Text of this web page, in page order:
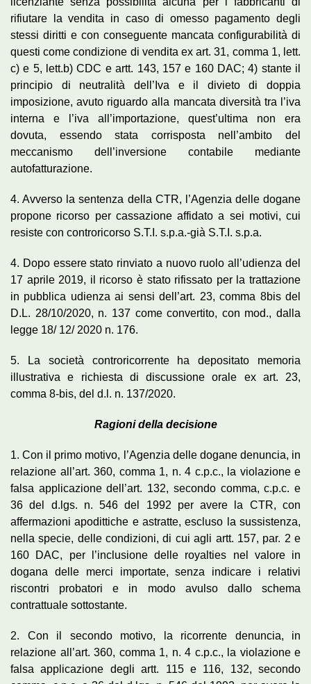
rifiutare la vendita in caso di omesso pagamento degli
stessi diritti e con conseguente mancata configurabilità di
questi come condizione di vendita ex art. 31, comma 1, lett.
c) e 5, lett.b) CDC e artt. 143, 157 e 160 DAC; 4) stante il
principio di neutralità dell’Iva e il divieto di doppia
imposizione, avuto riguardo alla mancata diversità tra l’iva
interna e l’iva all’importazione, quest’ultima non era
dovuta, essendo stata corrisposta nell’ambito del
meccanismo dell’inversione contabile mediante
autofatturazione.
4. Avverso la sentenza della CTR, l’Agenzia delle dogane
propone ricorso per cassazione affidato a sei motivi, cui
resiste con controricorso S.T.I. s.p.a.-già S.T.I. s.p.a.
4. Dopo essere stato rinviato a nuovo ruolo all’udienza del
17 aprile 2019, il ricorso è stato rifissato per la trattazione
in pubblica udienza ai sensi dell’art. 23, comma 8bis del
D.L. 28/10/2020, n. 137 come convertito, con mod., dalla
legge 18/ 12/ 2020 n. 176.
5. La società controricorrente ha depositato memoria
illustrativa e richiesta di discussione orale ex art. 23,
comma 8-bis, del d.l. n. 137/2020.
Ragioni della decisione
1. Con il primo motivo, l’Agenzia delle dogane denuncia, in
relazione all’art. 360, comma 1, n. 4 c.p.c., la violazione e
falsa applicazione dell’art. 132, secondo comma, c.p.c. e
36 del d.lgs. n. 546 del 1992 per avere la CTR, con
affermazioni apodittiche e astratte, escluso la sussistenza,
nella specie, delle condizioni, di cui agli artt. 157, par. 2 e
160 DAC, per l’inclusione delle royalties nel valore in
dogana delle merci importate, senza indicare i relativi
riscontri probatori e in modo avulso dallo schema
contrattuale sottostante.
2. Con il secondo motivo, la ricorrente denuncia, in
relazione all’art. 360, comma 1, n. 4 c.p.c., la violazione e
falsa applicazione degli artt. 115 e 116, 132, secondo